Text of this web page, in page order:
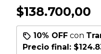
$138.700,00
10% OFFcon
Precio final: